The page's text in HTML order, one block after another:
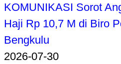
KOMUNIKASI Sorot
Haji Rp 10,7 M di Biro
Bengkulu
2026-07-30